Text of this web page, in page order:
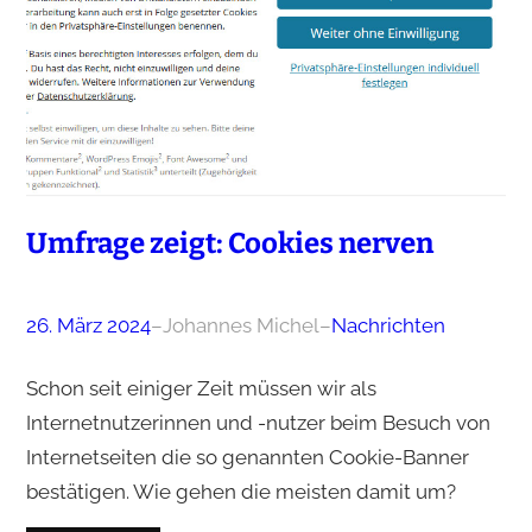
Umfrage zeigt: Cookies nerven
26. März 2024–Johannes Michel–Nachrichten
Schon seit einiger Zeit müssen wir als
Internetnutzerinnen und -nutzer beim Besuch von
Internetseiten die so genannten Cookie-Banner
bestätigen. Wie gehen die meisten damit um?